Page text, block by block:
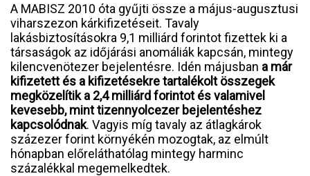
A MABISZ 2010 óta gyűjti össze a május-augusztusi
viharszezon kárkifizetéseit. Tavaly
lakásbiztosításokra 9,1 milliárd forintot fizettek ki a
társaságok az időjárási anomáliák kapcsán, mintegy
kilencvenötezer bejelentésre. Idén májusban a már
kifizetett és a kifizetésekre tartalékolt összegek
megközelítik a 2,4 milliárd forintot és valamivel
kevesebb, mint tizennyolcezer bejelentéshez
kapcsolódnak. Vagyis míg tavaly az átlagkárok
százezer forint környékén mozogtak, az elmúlt
hónapban előreláthatólag mintegy harminc
százalékkal megemelkedtek.